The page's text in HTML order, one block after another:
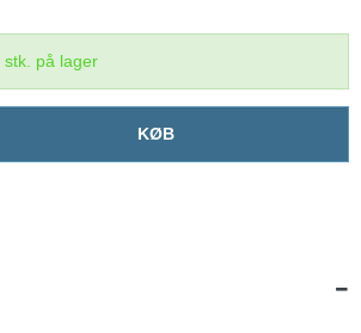
stk. på lager
KØB